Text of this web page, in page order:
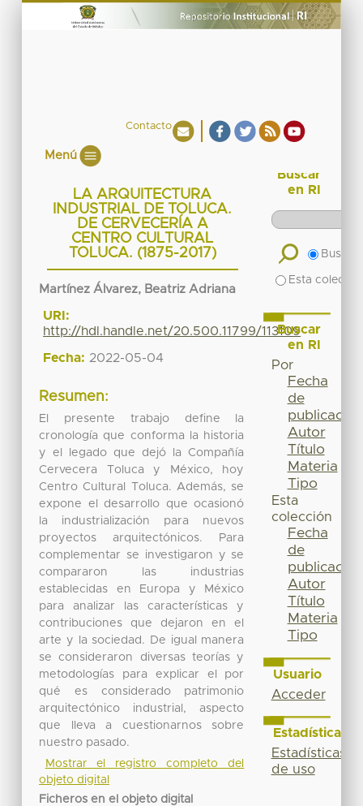
Contacto
Menú
LA ARQUITECTURA
INDUSTRIAL DE TOLUCA.
DE CERVECERÍA A
CENTRO CULTURAL
TOLUCA. (1875-2017)
Martínez Álvarez, Beatriz Adriana
URI:
http://hdl.handle.net/20.500.11799/113109
Fecha: 2022-05-04
Resumen:
El presente trabajo define la
cronología que conforma la historia
y el legado que dejó la Compañía
Cervecera Toluca y México, hoy
Centro Cultural Toluca. Además, se
expone el desarrollo que ocasionó
la industrialización para nuevos
proyectos arquitectónicos. Para
complementar se investigaron y se
compararon las industrias
establecidas en Europa y México
para analizar las características y
contribuciones que dejaron en el
arte y la sociedad. De igual manera
se consideraron diversas teorías y
metodologías para explicar el por
qué es considerado patrimonio
arquitectónico industrial, aspecto
que lleva a cuestionarnos sobre
nuestro pasado.
Mostrar el registro completo del
objeto digital
Ficheros en el objeto digital
Buscar
en RI
Buscar
Esta
Buscar
en RI
Por
Fecha
de
publicación
Autor
Título
Materia
Tipo
Esta
colección
Fecha
de
publicación
Autor
Título
Materia
Tipo
Usuario
Acceder
Estadísticas
Estadísticas
de uso